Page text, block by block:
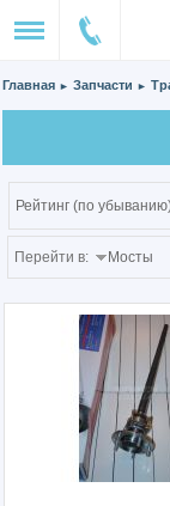
Главная ► Запчасти ►
Перейти в: